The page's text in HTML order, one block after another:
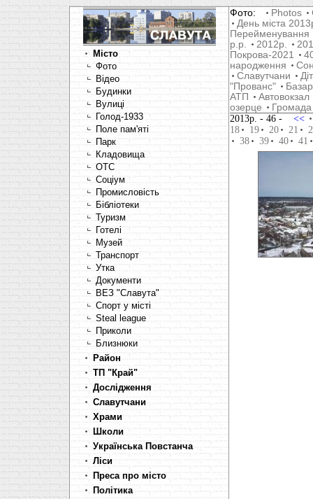
Місто
Фото
Відео
Будинки
Вулиці
Голод-1933
Поле пам'яті
Парк
Кладовища
OTC
Соціум
Промисловість
Бібліотеки
Туризм
Готелі
Музей
Транспорт
Утка
Документи
ВЕЗ "Славута"
Спорт у місті
Steal league
Приколи
Близнюки
Район
ТП "Край"
Дослідження
Славутчани
Храми
Школи
Українська Повстанча
Ліси
Преса про місто
Політика
Фото: Photos
День міста
Перейменування
р.р.
2012р.
Покрова-2021
народження
Славутчани
"Прованс"
Базар
АТП
Автовокзал
озерце
Громада
2013р. - 46 - <<
18
19 20 21
38
39 40 41